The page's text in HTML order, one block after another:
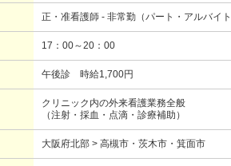
正・准看護師 - 非常勤（パート・アルバイ
17：00～20：00
午後診 時給1,700円
クリニック内の外来看護業務全般
（注射・採血・点滴・診療補助）
大阪府北部 > 高槻市・茨木市・箕面市